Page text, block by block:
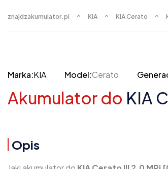
znajdzakumulator.pl KIA KIA Cerato
Marka:KIA Model:Cerato
Akumulator do KIA
Opis